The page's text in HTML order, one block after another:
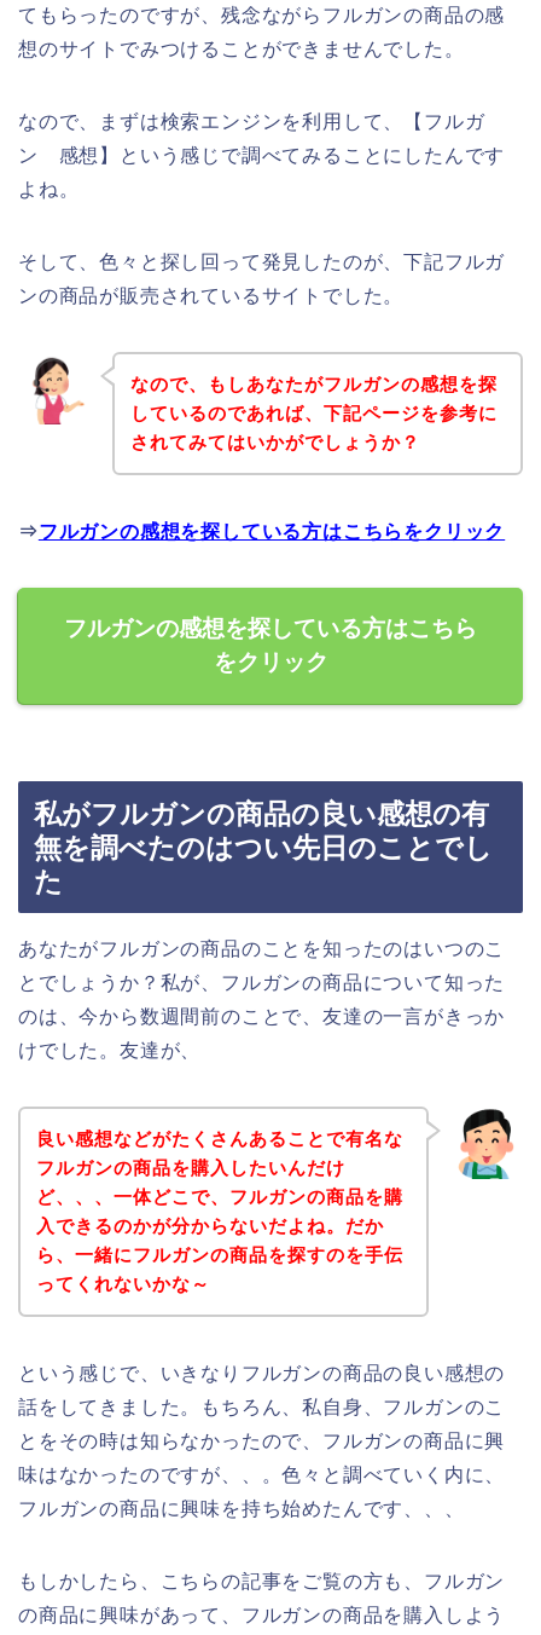
てもらったのですが、残念ながらフルガンの商品の感
想のサイトでみつけることができませんでした。
なので、まずは検索エンジンを利用して、【フルガ
ン 感想】という感じで調べてみることにしたんです
よね。
そして、色々と探し回って発見したのが、下記フルガ
ンの商品が販売されているサイトでした。
なので、もしあなたがフルガンの感想を探
しているのであれば、下記ページを参考に
されてみてはいかがでしょうか？
⇒フルガンの感想を探している方はこちらをクリック
フルガンの感想を探している方はこちら
をクリック
私がフルガンの商品の良い感想の有
無を調べたのはつい先日のことでし
た
あなたがフルガンの商品のことを知ったのはいつのこ
とでしょうか？私が、フルガンの商品について知った
のは、今から数週間前のことで、友達の一言がきっか
けでした。友達が、
良い感想などがたくさんあることで有名な
フルガンの商品を購入したいんだけ
ど、、、一体どこで、フルガンの商品を購
入できるのかが分からないだよね。だか
ら、一緒にフルガンの商品を探すのを手伝
ってくれないかな～
という感じで、いきなりフルガンの商品の良い感想の
話をしてきました。もちろん、私自身、フルガンのこ
とをその時は知らなかったので、フルガンの商品に興
味はなかったのですが、、。色々と調べていく内に、
フルガンの商品に興味を持ち始めたんです、、、
もしかしたら、こちらの記事をご覧の方も、フルガン
の商品に興味があって、フルガンの商品を購入しよう